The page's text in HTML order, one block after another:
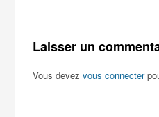
Laisser un
Vous devezvous connecter